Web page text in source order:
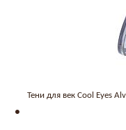
Тени для век Cool Eyes